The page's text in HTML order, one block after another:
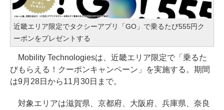
近畿エリア限定でタクシーアプリ「GO」で乗るたび555円ク
ーポンをプレゼントする
Mobility Technologiesは、近畿エリア限定で「乗るた
びもらえる！クーポンキャンペーン」を実施する。期間
は9月28日から11月30日まで。
対象エリアは滋賀県、京都府、大阪府、兵庫県、奈良